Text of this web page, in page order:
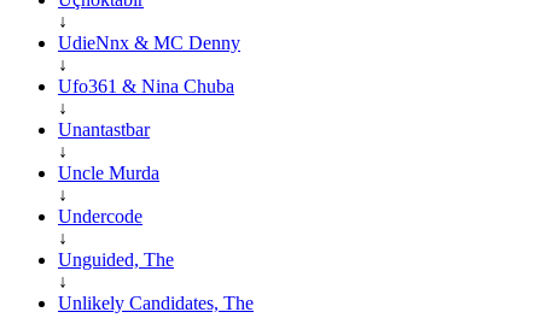
↓
UdieNnx & MC Denny
↓
Ufo361 & Nina Chuba
↓
Unantastbar
↓
Uncle Murda
↓
Undercode
↓
Unguided, The
↓
Unlikely Candidates, The